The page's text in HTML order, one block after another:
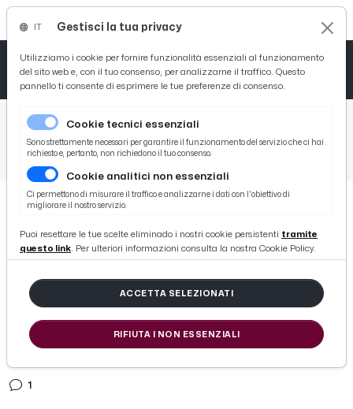
/ Picenotime
/ Ascoli Time
Ascoli-Reggiana, dato definitivo dei tifosi granata nel Settore Ospiti dello stadio “Del Duca”
Ascoli-Reggiana, dato definitivo
dei tifosi granata nel Settore Ospiti
dello stadio “Del Duca”
di Redazione Picenotime
1
Gestisci la tua privacy
Utilizziamo i cookie per fornire funzionalità essenziali al funzionamento
del sito web e, con il tuo consenso, per analizzarne il traffico. Questo
pannello ti consente di esprimere le tue preferenze di consenso.
Cookie tecnici essenziali
Sono strettamente necessari per garantire il funzionamento del servizio che ci hai
richiesto e, pertanto, non richiedono il tuo consenso.
Cookie analitici non essenziali
Ci permettono di misurare il traffico e analizzarne i dati con l'obiettivo di
migliorare il nostro servizio.
Puoi resettare le tue scelte eliminado i nostri cookie persistenti tramite
questo link. Per ulteriori informazioni consulta la nostra Cookie Policy.
ACCETTA SELEZIONATI
RIFIUTA I NON ESSENZIALI
Tutto News
Tutto Sport
Basket
Ciclismo
Tutto Curiosità